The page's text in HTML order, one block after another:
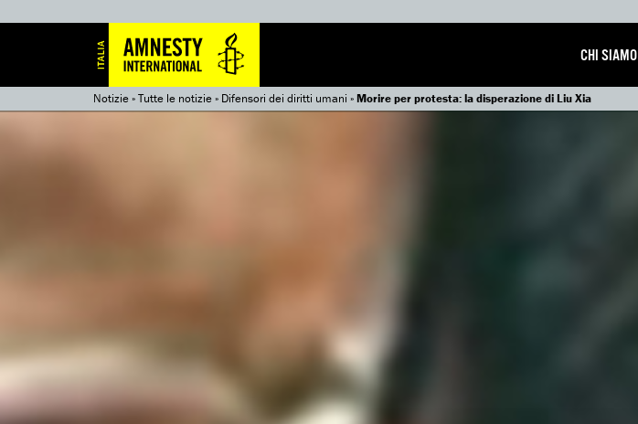
CHI SIAMO
Notizie»Tutte le notizie» Difensori dei diritti umani »Morire per protesta: la disperazione di Liu Xia